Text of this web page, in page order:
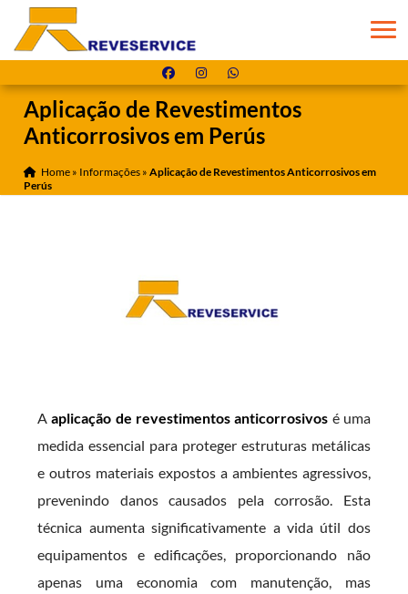
Aplicação de Revestimentos
Anticorrosivos em Perús
Home » Informações »Aplicação de Revestimentos Anticorrosivos em
Perús
Aaplicação de revestimentos anticorrosivos é uma
medida essencial para proteger estruturas metálicas
e outros materiais expostos a ambientes agressivos,
prevenindo danos causados pela corrosão. Esta
técnica aumenta significativamente a vida útil dos
equipamentos e edificações, proporcionando não
apenas uma economia com manutenção, mas